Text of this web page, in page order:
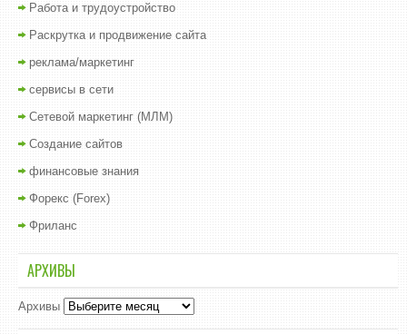
Работа и трудоустройство
Раскрутка и продвижение сайта
реклама/маркетинг
сервисы в сети
Сетевой маркетинг (МЛМ)
Создание сайтов
финансовые знания
Форекс (Forex)
Фриланс
АРХИВЫ
Архивы